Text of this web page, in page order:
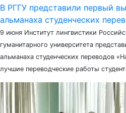
В РГГУ представили первый
альманаха студенческих
9 июня Институт лингвистики
гуманитарного университета
альманаха студенческих переводов
лучшие переводческие работы